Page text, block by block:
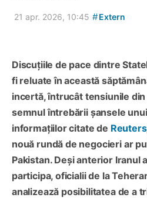
21 apr. 2026, 10:45 #Extern
Discuțiile de pace dintre
fi reluate în această
incertă, întrucât tensiunile
semnul întrebării șansele
informațiilor citate de Reuters
nouă rundă de negocieri ar
Pakistan. Deși anterior Iranul
participa, oficialii de la
analizează posibilitatea de a